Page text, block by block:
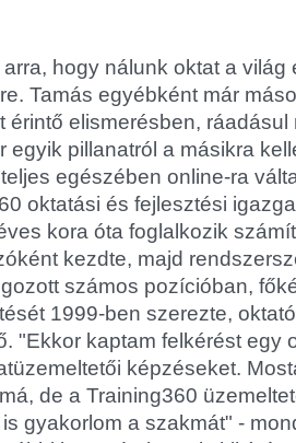
hogy nálunk oktat a világ
Tamás egyébként már
érintő elismerésben, ráadásul
egyik pillanatról a másikra
egészében online-ra
oktatási és fejlesztési
kora óta foglalkozik
kezdte, majd
számos pozícióban,
1999-ben szerezte,
"Ekkor kaptam felkérést egy
képzéseket.
de a Training360
gyakorlom a szakmát" -